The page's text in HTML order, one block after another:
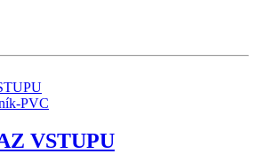
PVC
VSTUPU